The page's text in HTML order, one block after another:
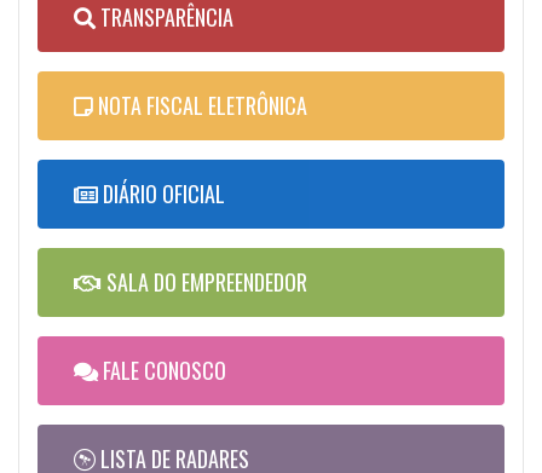
TRANSPARÊNCIA
NOTA FISCAL ELETRÔNICA
DIÁRIO OFICIAL
SALA DO EMPREENDEDOR
FALE CONOSCO
LISTA DE RADARES